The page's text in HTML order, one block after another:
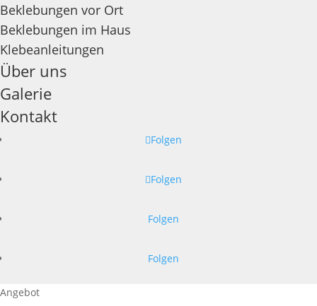
Beklebungen vor Ort
Beklebungen im Haus
Klebeanleitungen
Über uns
Galerie
Kontakt
Folgen
Folgen
Folgen
Folgen
Angebot